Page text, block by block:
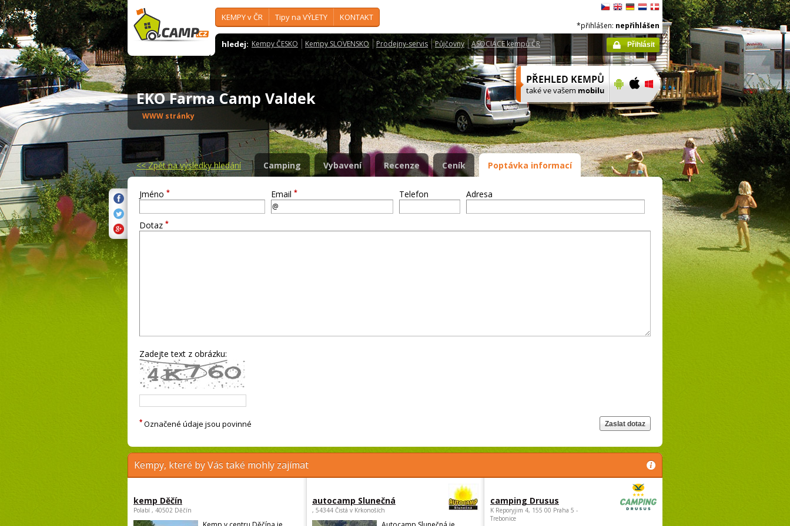
KEMPY v ČR Tipy na VÝLETY KONTAKT
hledej: Kempy ČESKO Kempy SLOVENSKO Prodejny-servis Půjčovny ASOCIACE kempů ČR
*přihlášen: nepřihlášen
Přihlásit
EKO Farma Camp Valdek
WWW stránky
<<Zpět na výsledky hledání Camping Vybavení Recenze Ceník Poptávka informací
Jméno * Email * Telefon Adresa
Dotaz *
Zadejte text z obrázku:
* Označené údaje jsou povinné
Kempy, které by Vás také mohly zajímat
kemp Děčín
Polabí , 40502 Děčín
autocamp Slunečná
, 54344 Čistá v Krkonoších
camping Drusus
K Reporyjim 4, 155 00 Praha 5 -
Trebonice